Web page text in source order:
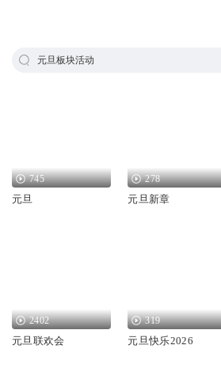
元旦板块活动
745
元旦
278
元旦新章
2402
元旦联欢会
319
元旦快乐2026